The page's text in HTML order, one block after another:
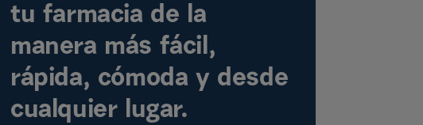
tu farmacia de la
manera más fácil,
rápida, cómoda y desde
cualquier lugar.